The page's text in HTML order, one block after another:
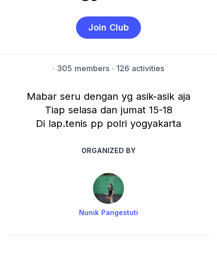
Join Club
· 305 members · 126 activities
Mabar seru dengan yg asik-asik aja
Tiap selasa dan jumat 15-18
Di lap.tenis pp polri yogyakarta
ORGANIZED BY
Nunik Pangestuti